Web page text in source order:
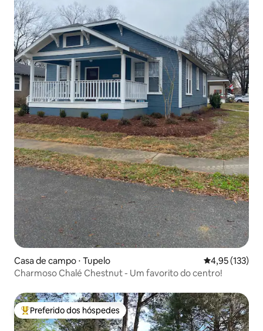
Casa de campo ⋅ Tupelo 4,95 de uma
4,95 (133)
Charmoso Chalé Chestnut - Um favorito do centro!
Entre os melhores preferidos dos hóspedes
Preferido dos hóspedes